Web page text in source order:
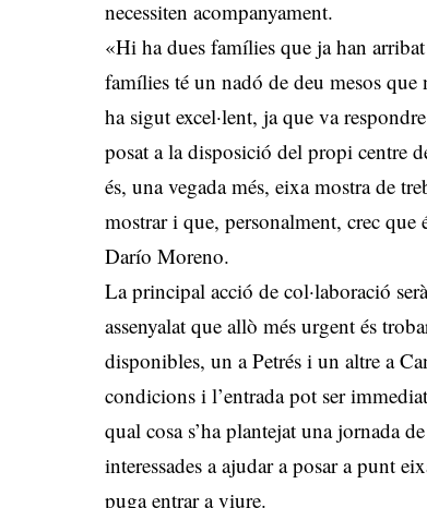
necessiten acompanyament.
«Hi ha dues famílies que ja han
famílies té un nadó de deu mesos
ha sigut excel·lent, ja que va
posat a la disposició del propi centre
és, una vegada més, eixa mostra de
mostrar i que, personalment, crec
Darío Moreno.
La principal acció de col·laboració
assenyalat que allò més urgent és
disponibles, un a Petrés i un altre a
condicions i l’entrada pot ser
qual cosa s’ha plantejat una jornada
interessades a ajudar a posar a punt
puga entrar a viure.